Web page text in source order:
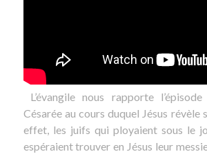
L’évangile nous rapporte
Césarée au cours duquel Jésus révèle
effet, les juifs qui ployaient sous le
espéraient trouver en Jésus leur